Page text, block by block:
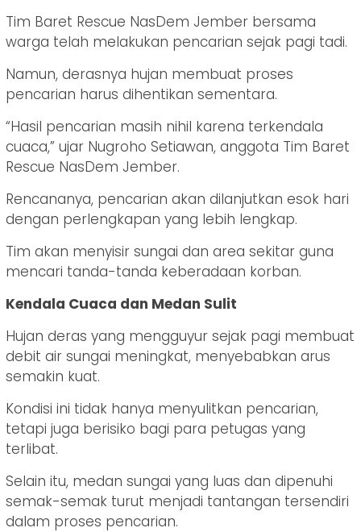
Tim Baret Rescue NasDem Jember bersama
warga telah melakukan pencarian sejak pagi tadi.
Namun, derasnya hujan membuat proses
pencarian harus dihentikan sementara.
“Hasil pencarian masih nihil karena terkendala
cuaca,” ujar Nugroho Setiawan, anggota Tim Baret
Rescue NasDem Jember.
Rencananya, pencarian akan dilanjutkan esok hari
dengan perlengkapan yang lebih lengkap.
Tim akan menyisir sungai dan area sekitar guna
mencari tanda-tanda keberadaan korban.
Kendala Cuaca dan Medan Sulit
Hujan deras yang mengguyur sejak pagi membuat
debit air sungai meningkat, menyebabkan arus
semakin kuat.
Kondisi ini tidak hanya menyulitkan pencarian,
tetapi juga berisiko bagi para petugas yang
terlibat.
Selain itu, medan sungai yang luas dan dipenuhi
semak-semak turut menjadi tantangan tersendiri
dalam proses pencarian.